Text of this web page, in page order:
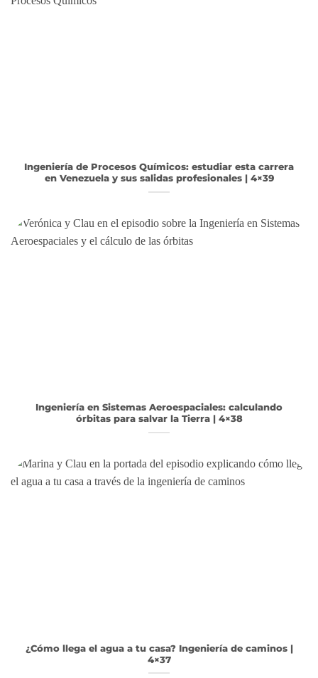
Ingeniería de Procesos Químicos: estudiar esta carrera
en Venezuela y sus salidas profesionales | 4×39
Ingeniería en Sistemas Aeroespaciales: calculando
órbitas para salvar la Tierra | 4×38
¿Cómo llega el agua a tu casa? Ingeniería de caminos |
4×37